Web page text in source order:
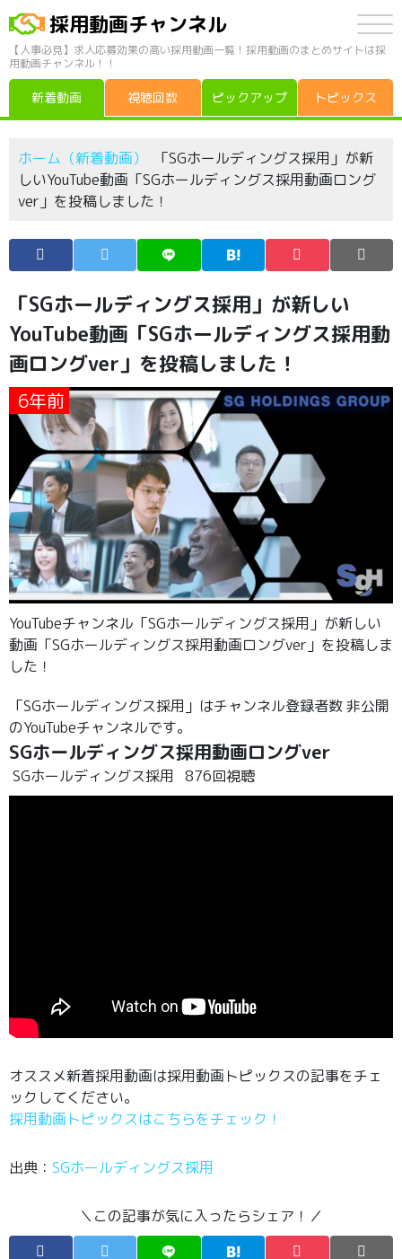
採用動画チャンネル
【人事必見】求人応募効果の高い採用動画一覧！採用動画のまとめサイトは採
用動画チャンネル！！
新着動画 視聴回数 ピックアップ トピックス
ホーム（新着動画）
「SGホールディングス採用」が新
しいYouTube動画「SGホールディングス採用動画ロング
ver」を投稿しました！
「SGホールディングス採用」が新しい
YouTube動画「SGホールディングス採用動
画ロングver」を投稿しました！
6年前
YouTubeチャンネル「SGホールディングス採用」が新しい
動画「SGホールディングス採用動画ロングver」を投稿しま
した！
「SGホールディングス採用」はチャンネル登録者数 非公開
のYouTubeチャンネルです。
SGホールディングス採用動画ロングver
SGホールディングス採用 876回視聴
オススメ新着採用動画は採用動画トピックスの記事をチェ
ックしてください。
採用動画トピックスはこちらをチェック！
出典： SGホールディングス採用
＼この記事が気に入ったらシェア！／